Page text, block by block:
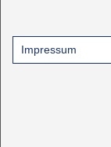
Impressum